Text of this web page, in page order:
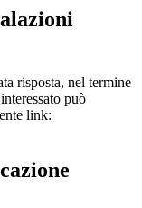
risposta, nel termine
può
link: